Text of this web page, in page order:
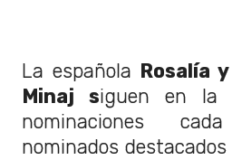
La española Rosalía
Minaj siguen en la
nominaciones
nominados